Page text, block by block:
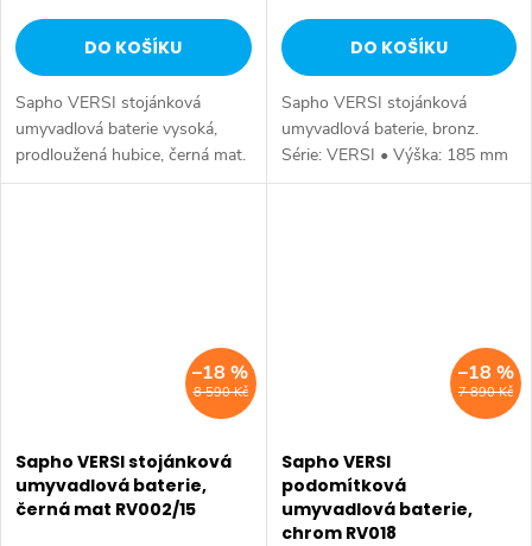
DO KOŠÍKU
Sapho VERSI stojánková
umyvadlová baterie vysoká,
prodloužená hubice, černá mat.
Série: VERSI • Výška: 325 mm
DO KOŠÍKU
Sapho VERSI stojánková
umyvadlová baterie, bronz.
Série: VERSI • Výška: 185 mm
• Barva: Bronz • Materiál:
8 590 Kč
–18 %
Sapho VERSI stojánková
umyvadlová baterie,
černá mat RV002/15
7 890 Kč
–18 %
Sapho VERSI
podomítková
umyvadlová baterie,
chrom RV018